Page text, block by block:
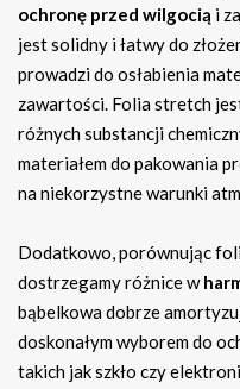
ochronę przed wilgocią i
jest solidny i łatwy do
prowadzi do osłabienia
zawartości. Folia stretch
różnych substancji
materiałem do pakowania
na niekorzystne warunki
Dodatkowo, porównując
dostrzegamy różnice w
bąbelkowa dobrze
doskonałym wyborem do
takich jak szkło czy